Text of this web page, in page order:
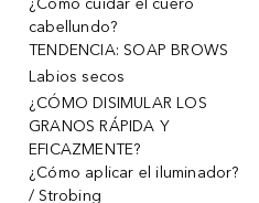
¿Cómo cuidar el cuero
cabellundo?
TENDENCIA: SOAP BROWS
Labios secos
¿CÓMO DISIMULAR LOS
GRANOS RÁPIDA Y
EFICAZMENTE?
¿Cómo aplicar el iluminador?
/ Strobing